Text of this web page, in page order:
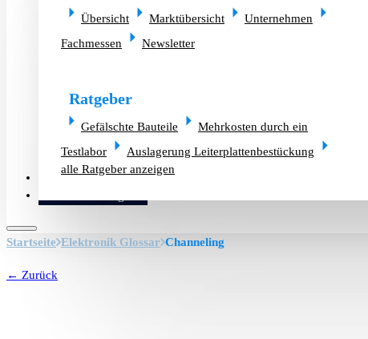
Übersicht Marktübersicht
Unternehmen
Fachmessen
Newsletter
Ratgeber
Gefälschte Bauteile
Mehrkosten durch ein
Testlabor
Auslagerung Leiterplattenbestückung
alle Ratgeber anzeigen
Altlager verkaufen
Startseite Elektronik Glossar Channeling
← Zurück